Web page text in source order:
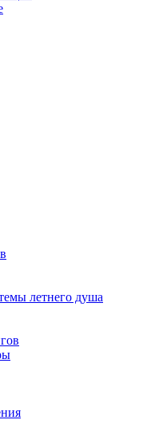
летнего душа